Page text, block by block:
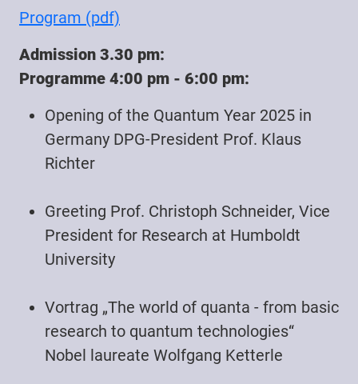
Program (pdf)
Admission 3.30 pm:
Programme 4:00 pm - 6:00 pm:
Opening of the Quantum Year 2025 in
Germany DPG-President Prof. Klaus
Richter
Greeting Prof. Christoph Schneider, Vice
President for Research at Humboldt
University
Vortrag „The world of quanta - from basic
research to quantum technologies“
Nobel laureate Wolfgang Ketterle